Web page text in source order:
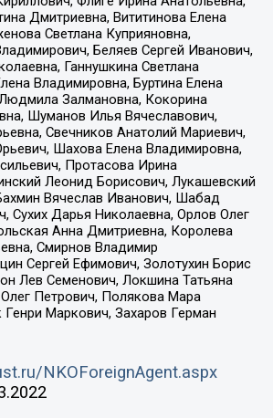
Дмитриевна, Вититинова Елена
Светлана Куприяновна,
Беляев Сергей Иванович,
Ганнушкина Светлана
Владимировна, Буртина Елена
Залмановна, Кокорина
Шуманов Илья Вячеславович,
Свечников Анатолий Мариевич,
Шахова Елена Владимировна,
Протасова Ирина
Леонид Борисович, Лукашевский
Вячеслав Иванович, Шабад
Сухих Дарья Николаевна, Орлов Олег
Анна Дмитриевна, Королева
Смирнов Владимир
Сергей Ефимович, Золотухин Борис
Лев Семенович, Локшина Татьяна
Петрович, Полякова Мара
Маркович, Захаров Герман
NKOForeignAgent.aspx